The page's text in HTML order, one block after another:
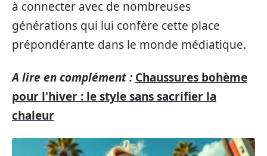
à connecter avec de nombreuses
générations qui lui confère cette place
prépondérante dans le monde médiatique.
A lire en complément : Chaussures bohème
pour l'hiver : le style sans sacrifier la
chaleur